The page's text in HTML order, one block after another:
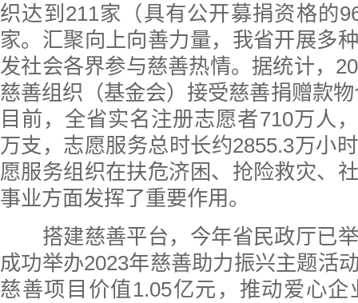
织达到211家（具有公开募捐资格的
家。汇聚向上向善力量，我省开展多
发社会各界参与慈善热情。据统计，
慈善组织（基金会）接受慈善捐赠款
目前，全省实名注册志愿者710万人
万支，志愿服务总时长约2855.3万小
愿服务组织在扶危济困、抢险救灾、
事业方面发挥了重要作用。
搭建慈善平台，今年省民政厅已举
成功举办2023年慈善助力振兴主题活
慈善项目价值1.05亿元，推动爱心企